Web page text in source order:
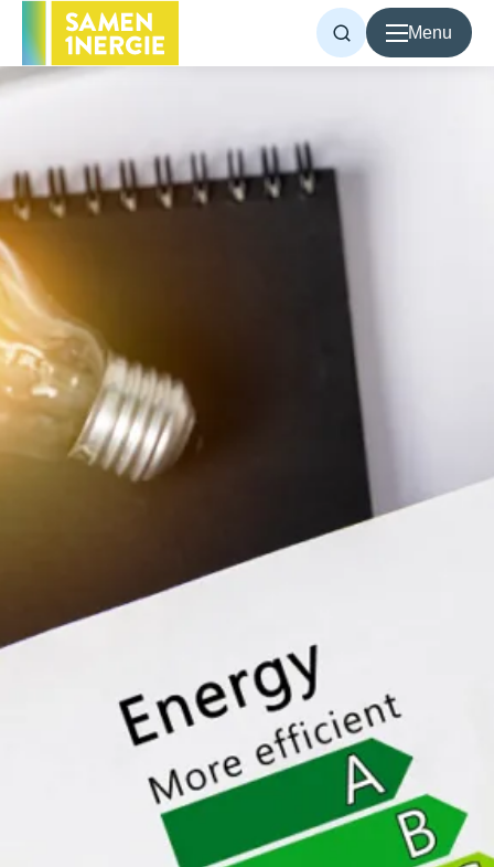
Menu
Voor inwoners
Voor bedrijven
Over Samen1Nergie
Artikelen
Projecten
Contact
Bellen
Samen1Nergie is een initiatief van de gemeenten
Duiven en Westervoort